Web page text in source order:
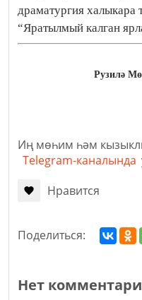
драматургия халыкара
“Яратылмый калган
Рузилә
Иң мөһим һәм
Telegram-каналында
Нравится
Поделиться:
Нет